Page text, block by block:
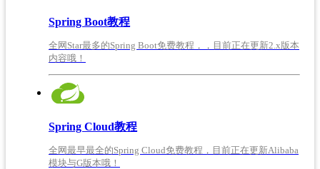
Spring Boot教程
全网Star最多的Spring Boot免费教程，，目前正在更新2.x版本
内容哦！
Spring Cloud教程
全网最早最全的Spring Cloud免费教程，目前正在更新Alibaba
模块与G版本哦！